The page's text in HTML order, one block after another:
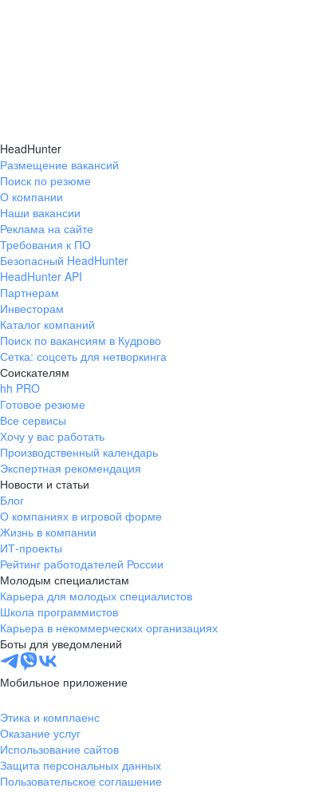
HeadHunter
Размещение вакансий
Поиск по резюме
О компании
Наши вакансии
Реклама на сайте
Требования к ПО
Безопасный HeadHunter
HeadHunter API
Партнерам
Инвесторам
Каталог компаний
Поиск по вакансиям в Кудрово
Сетка: соцсеть для нетворкинга
Соискателям
hh PRO
Готовое резюме
Все сервисы
Хочу у вас работать
Производственный календарь
Экспертная рекомендация
Новости и статьи
Блог
О компаниях в игровой форме
Жизнь в компании
ИТ-проекты
Рейтинг работодателей России
Молодым специалистам
Карьера для молодых специалистов
Школа программистов
Карьера в некоммерческих организациях
Боты для уведомлений
Мобильное приложение
Этика и комплаенс
Оказание услуг
Использование сайтов
Защита персональных данных
Пользовательское соглашение